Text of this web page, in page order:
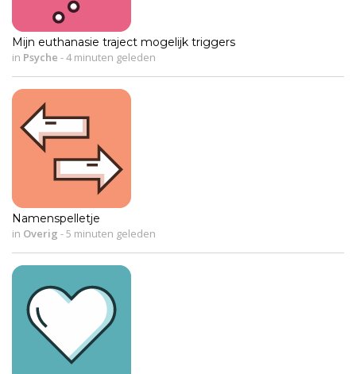
Mijn euthanasie traject mogelijk triggers
in Psyche -4 minuten geleden
Namenspelletje
in Overig -5 minuten geleden